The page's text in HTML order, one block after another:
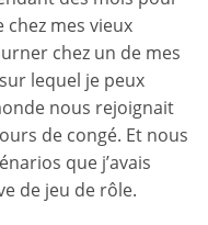
chez mes vieux
chez un de mes
lequel je peux
nous rejoignait
de congé. Et nous
que j’avais
de jeu de rôle.